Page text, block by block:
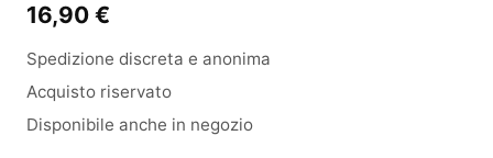
16,90 €
Spedizione discreta e anonima
Acquisto riservato
Disponibile anche in negozio